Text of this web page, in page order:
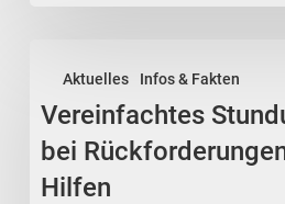
Aktuelles Infos & Fakten
Stundungsverfahren
bei
Rückforderungen
der
Vereinfachtes
bei
Hilfen